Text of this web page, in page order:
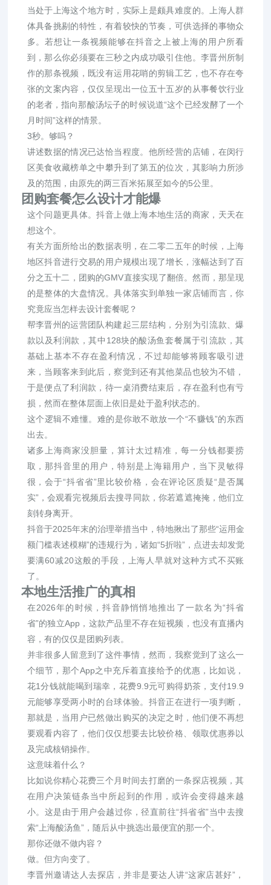
当处于上海这个地方时，实际上是颇具难度的。上海人群
体具备挑剔的特性，有着较快的节奏，可供选择的事物众
多。若想让一条视频能够在抖音之上被上海的用户所看
到，那么你必须要在三秒之内成功吸引住他。李晋州所制
作的那条视频，既没有运用花哨的剪辑工艺，也不存在夸
张的文案内容，仅仅呈现出一位五十五岁的从事餐饮行业
的老者，指向那酸汤坛子的时候说道“这个已经发酵了一个
月时间”这样的情景。
3秒。够吗？
讲述数据的情况已达恰当程度。他所经营的店铺，在闵行
区美食收藏榜单之中攀升到了第五的位次，其影响力所涉
及的范围，由原先的两三百米拓展至如今的5公里。
团购套餐怎么设计才能爆
这个问题更具体。抖音上做上海本地生活的商家，天天在
想这个。
有关方面所给出的数据表明，在二零二五年的时候，上海
地区抖音进行交易的用户规模出现了增长，涨幅达到了百
分之五十二，团购的GMV直接实现了翻倍。然而，那呈现
的是整体的大盘情况。具体落实到单独一家店铺而言，你
究竟应当怎样去设计套餐呢？
帮李晋州的运营团队构建起三层结构，分别为引流款、爆
款以及利润款，其中128块的酸汤鱼套餐属于引流款，其
基础上基本不存在盈利情况，不过却能够将顾客吸引进
来，当顾客来到此后，察觉到还有其他菜品也较为不错，
于是便点了利润款，待一桌消费结束后，存在盈利也有亏
损，然而在整体层面上依旧是处于盈利状态的。
这个逻辑不难懂。难的是你敢不敢放一个“不赚钱”的东西
出去。
诸多上海商家没胆量，算计太过精准，每一分钱都要捞
取，那抖音里的用户，特别是上海籍用户，当下灵敏得
很，会于“抖省省”里比较价格，会在评论区质疑“是否属
实”，会观看完视频后去搜寻同款，你若遮遮掩掩，他们立
刻转身离开。
抖音于2025年末的治理举措当中，特地揪出了那些“运用金
额门槛表述模糊”的违规行为，诸如“5折啦”，点进去却发觉
要满60减20这般的手段，上海人早就对这种方式不买账
了。
本地生活推广的真相
在2026年的时候，抖音静悄悄地推出了一款名为“抖省
省”的独立App，这款产品里不存在短视频，也没有直播内
容，有的仅仅是团购列表。
并非很多人留意到了这件事情，然而，我察觉到了这么一
个细节，那个App之中充斥着直接给予的优惠，比如说，
花1分钱就能喝到瑞幸，花费9.9元可购得奶茶，支付19.9
元能够享受两小时的台球体验。抖音正在进行一项判断，
那就是，当用户已然做出购买的决定之时，他们便不再想
要观看内容了，他们仅仅想要去比较价格、领取优惠券以
及完成核销操作。
这意味着什么？
比如说你精心花费三个月时间去打磨的一条探店视频，其
在用户决策链条当中所起到的作用，或许会变得越来越
小。这是由于用户会越过你，径直前往“抖省省”当中去搜
索“上海酸汤鱼”，随后从中挑选出最便宜的那一个。
那你还做不做内容？
做。但方向变了。
李晋州邀请达人去探店，并非是要达人讲“这家店甚好”，